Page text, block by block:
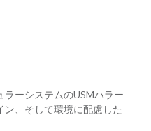
ラーシステムのUSMハラー
、そして環境に配慮した